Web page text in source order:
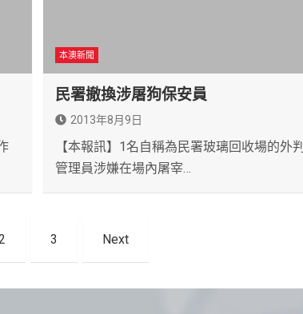
本澳新聞
民署撤換涉屠狗保安員
2013年8月9日
【本報訊】1名自稱為民署玻璃回收場的外判
管理員涉嫌在場內屠宰…
3 Next